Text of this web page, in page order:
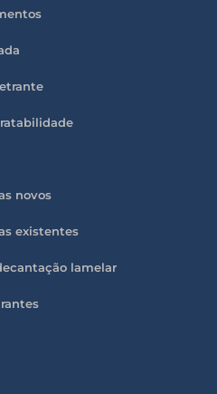
novos
existentes
lamelar